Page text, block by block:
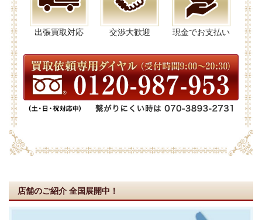
出張買取対応 交渉大歓迎 現金でお支払い
店舗のご紹介 全国展開中！